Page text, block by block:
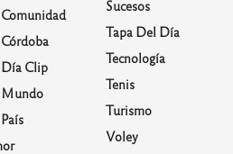
Clip
Sucesos
Tapa Del Día
Tecnología
Tenis
Turismo
Voley